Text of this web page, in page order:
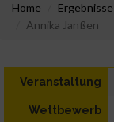
Home Ergebnisse
Annika Janßen
Veranstaltung
Wettbewerb